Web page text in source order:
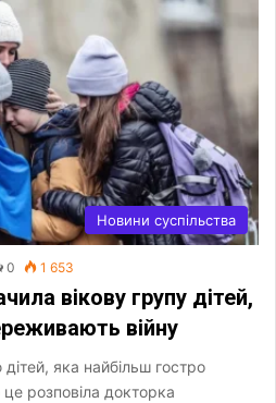
Новини суспільства
0 1 653
вікову групу дітей,
війну
дітей, яка найбільш гостро
розповіла докторка